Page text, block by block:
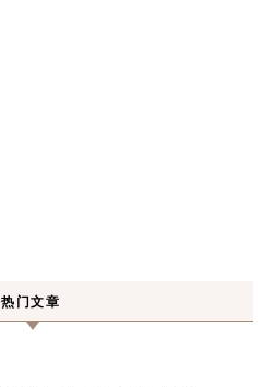
热门文章